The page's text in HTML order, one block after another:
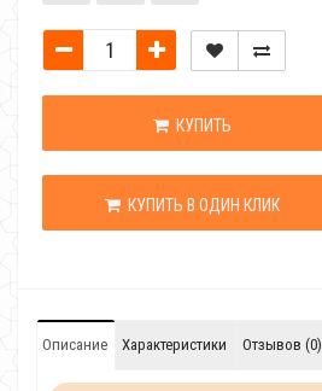
КУПИТЬ
КУПИТЬ В ОДИН КЛИК
Описание Характеристики Отзывов (0)